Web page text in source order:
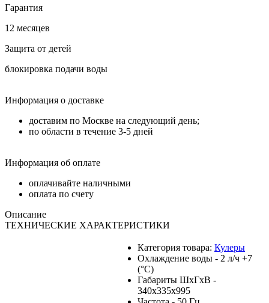
Гарантия
12 месяцев
Защита от детей
блокировка подачи воды
Информация о доставке
доставим по Москве на следующий день;
по области в течение 3-5 дней
Информация об оплате
оплачивайте наличными
оплата по счету
Описание
ТЕХНИЧЕСКИЕ ХАРАКТЕРИСТИКИ
Категория товара: Кулеры
Охлаждение воды - 2 л/ч +7
(°С)
Габариты ШхГхВ -
340х335х995